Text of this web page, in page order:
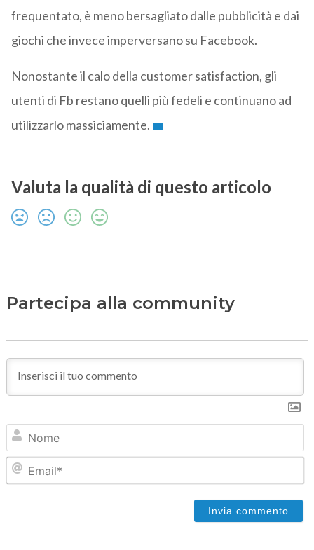
frequentato, è meno bersagliato dalle pubblicità e dai
giochi che invece imperversano su Facebook.
Nonostante il calo della customer satisfaction, gli
utenti di Fb restano quelli più fedeli e continuano ad
utilizzarlo massiciamente.
Valuta la qualità di questo articolo
Partecipa alla community